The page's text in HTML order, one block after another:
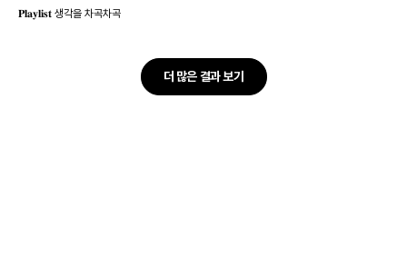
𝐏𝐥𝐚𝐲𝐥𝐢𝐬𝐭 생각을 차곡차곡
더 많은 결과 보기